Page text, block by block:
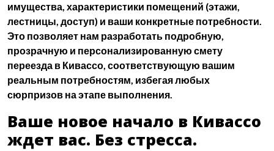
имущества, характеристики помещений (этажи,
лестницы, доступ) и ваши конкретные потребности.
Это позволяет нам разработать подробную,
прозрачную и персонализированную смету
переезда в Кивассо, соответствующую вашим
реальным потребностям, избегая любых
сюрпризов на этапе выполнения.
Ваше новое начало в Кивассо
ждет вас. Без стресса.